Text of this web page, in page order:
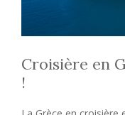
Croisière en
!